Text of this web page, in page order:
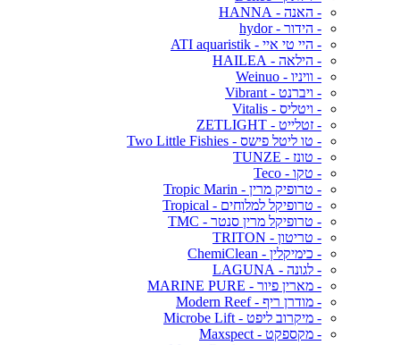
- האנה - HANNA
- הידור - hydor
- היי טי איי - ATI aquaristik
- הילאה - HAILEA
- וויניו - Weinuo
- ויברנט - Vibrant
- ויטליס - Vitalis
- זטלייט - ZETLIGHT
- טו ליטל פישס - Two Little Fishies
- טונז - TUNZE
- טקו - Teco
- טרופיק מרין - Tropic Marin
- טרופיקל למלוחים - Tropical
- טרופיקל מרין סנטר - TMC
- טריטון - TRITON
- כימיקלין - ChemiClean
- לגונה - LAGUNA
- מארין פיור - MARINE PURE
- מודרן ריף - Modern Reef
- מיקרוב ליפט - Microbe Lift
- מקספקט - Maxspect